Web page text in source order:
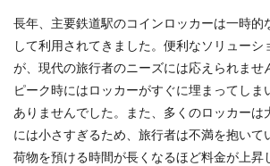
長年、主要鉄道駅のコインロッカーは一時的
して利用されてきました。便利なソリューシ
が、現代の旅行者のニーズには応えられませ
ピーク時にはロッカーがすぐに埋まってしま
ありませんでした。また、多くのロッカーは
には小さすぎるため、旅行者は不満を抱いて
荷物を預ける時間が長くなるほど料金が上昇